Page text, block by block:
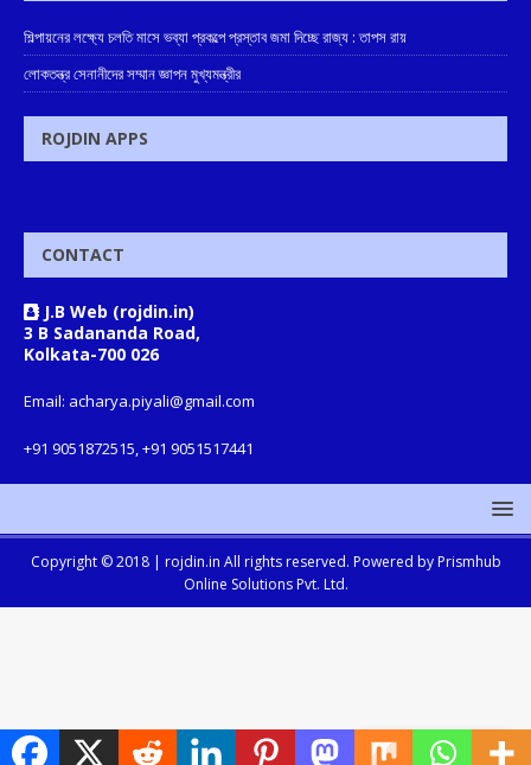
শিল্পায়নের লক্ষ্যে চলতি মাসে ভব্যা প্রকল্পে প্রস্তাব জমা দিচ্ছে রাজ্য : তাপস রায়
লোকতন্ত্র সেনানীদের সম্মান জ্ঞাপন মুখ্যমন্ত্রীর
ROJDIN APPS
CONTACT
J.B Web (rojdin.in)
3 B Sadananda Road,
Kolkata-700 026
Email: acharya.piyali@gmail.com
+91 9051872515, +91 9051517441
Copyright © 2018 | rojdin.in All rights reserved. Powered by Prismhub
Online Solutions Pvt. Ltd.
Translate »